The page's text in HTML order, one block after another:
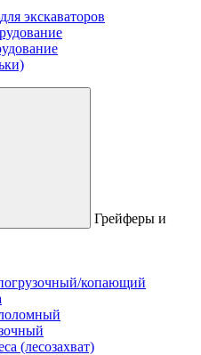
экскаваторов
Грейферы и
копающий
(лесозахват)